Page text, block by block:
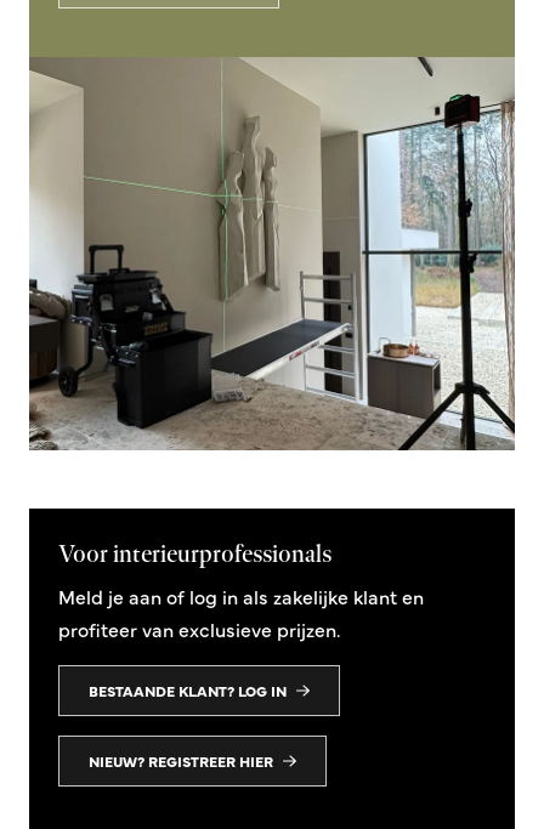
Voor interieurprofessionals
Meld je aan of log in als zakelijke klant en
profiteer van exclusieve prijzen.
BESTAANDE KLANT? LOG IN
NIEUW? REGISTREER HIER